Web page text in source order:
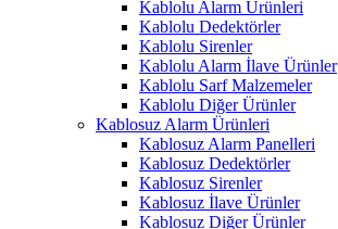
Kablolu Alarm Ürünleri
Kablolu Dedektörler
Kablolu Sirenler
Kablolu Alarm İlave Ürünler
Kablolu Sarf Malzemeler
Kablolu Diğer Ürünler
Kablosuz Alarm Ürünleri
Kablosuz Alarm Panelleri
Kablosuz Dedektörler
Kablosuz Sirenler
Kablosuz İlave Ürünler
Kablosuz Diğer Ürünler